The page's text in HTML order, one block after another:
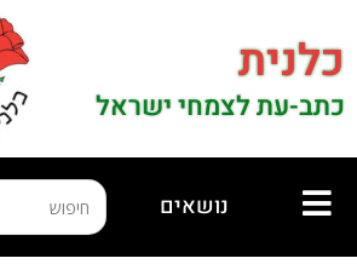
כלנית
כתב-עת לצמחי ישראל
נושאים